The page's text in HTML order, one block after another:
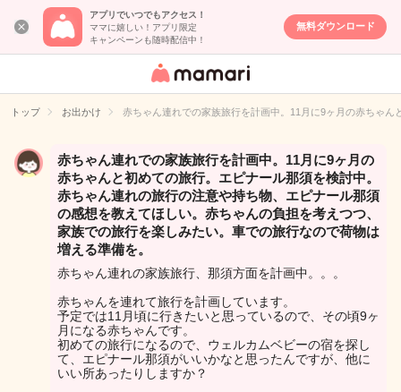
アプリでいつでもアクセス！
ママに嬉しい！アプリ限定
キャンペーンも随時配信中！
無料ダウンロード
女性専用匿名QA
イト
トップ お出かけ 赤ちゃん連れでの家族旅行を計画中。11月に9ヶ月の赤ちゃ
赤ちゃん連れでの家族旅行を計画中。11月に9ヶ月の
赤ちゃんと初めての旅行。エピナール那須を検討中。
赤ちゃん連れの旅行の注意や持ち物、エピナール那須
の感想を教えてほしい。赤ちゃんの負担を考えつつ、
家族での旅行を楽しみたい。車での旅行なので荷物は
増える準備を。
赤ちゃん連れの家族旅行、那須方面を計画中。。。
赤ちゃんを連れて旅行を計画しています。
予定では11月頃に行きたいと思っているので、その頃9ヶ
月になる赤ちゃんです。
初めての旅行になるので、ウェルカムベビーの宿を探し
て、エピナール那須がいいかなと思ったんですが、他に
いい所あったりしますか？